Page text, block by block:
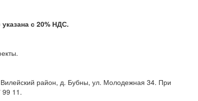
с 20% НДС.
район, д. Бубны, ул. Молодежная 34. При
+375 (44) 107 99 11.